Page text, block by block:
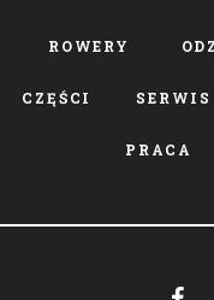
ROWERY
CZĘŚCI SERWIS
PRACA